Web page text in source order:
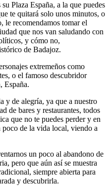
Plaza España, a la que puedes
te quitará solo unos minutos, o
le recomendamos tomar el
que nos van saludando con
y cómo no,
de Badajoz.
extremeños como
o el famoso descubridor
España.
y de alegría, ya que a nuestro
de bares y restaurantes, todos
que no te puedes perder y en
de la vida local, viendo a
un poco al abandono de
pero que aún así se muestra
siempre abierta para
y descubrirla.